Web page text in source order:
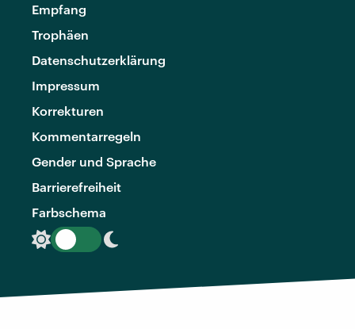
Empfang
Trophäen
Datenschutzerklärung
Impressum
Korrekturen
Kommentarregeln
Gender und Sprache
Barrierefreiheit
Farbschema